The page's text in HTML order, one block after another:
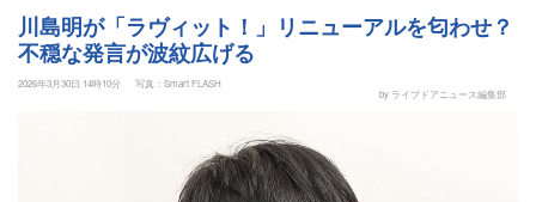
川島明が「ラヴィット！」リニューアルを匂わせ？
不穏な発言が波紋広げる
2026年3月30日 14時10分
写真：Smart FLASH
by ライブドアニュース編集部